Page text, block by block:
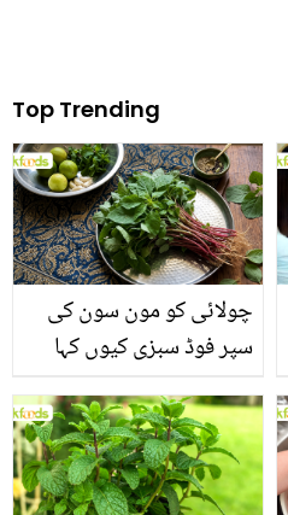
Top Trending
چولائی کو مون سون کی
سپر فوڈ سبزی کیوں کہا
جاتا ہے؟ جانیں وٹامنز،
منرلز اور اینٹی آکسیڈنٹس
سے بھرپور اس سبزی کے
فائدے